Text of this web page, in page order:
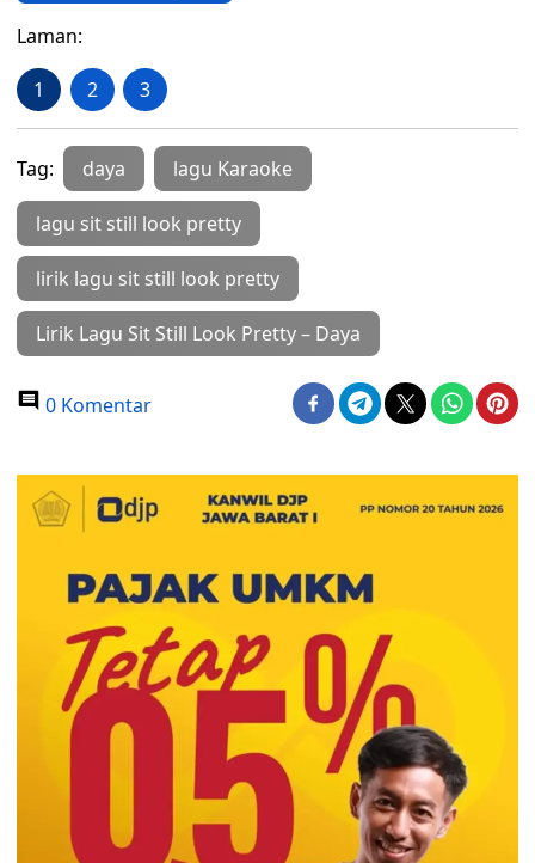
Laman:
1 2 3
Tag: daya lagu Karaoke
lagu sit still look pretty
lirik lagu sit still look pretty
Lirik Lagu Sit Still Look Pretty – Daya
0 Komentar